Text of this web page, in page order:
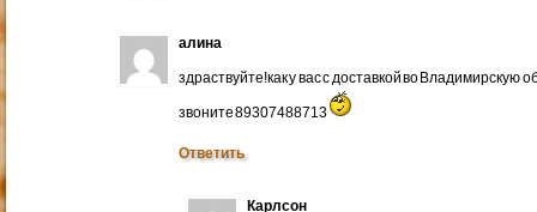
алина
здраствуйте!как у вас с доставкой во Владимирскую
звоните 89307488713
Ответить
Карлсон